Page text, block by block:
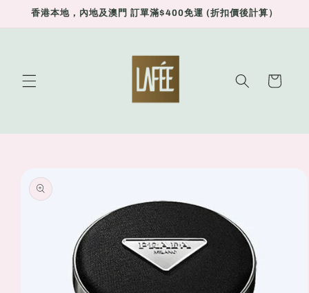
Skip to
香港本地，內地及澳門 訂單滿$400免運 (折扣價後計算）
Cart
product
information